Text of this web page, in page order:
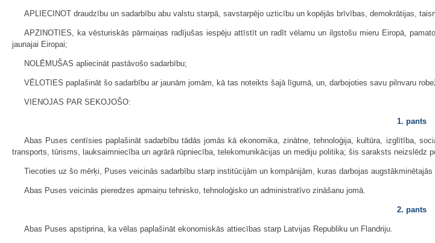
APLIECINOT draudzību un sadarbību abu valstu starpā, savstarpējo uzticību un kopējās brīvības, demokrātijas,
APZINOTIES, ka vēsturiskās pārmaiņas radījušas iespēju attīstīt un radīt vēlamu un ilgstošu mieru Eiropā,
jaunajai Eiropai;
NOLĒMUŠAS apliecināt pastāvošo sadarbību;
VĒLOTIES paplašināt šo sadarbību ar jaunām jomām, kā tas noteikts šajā līgumā, un, darbojoties savu pilnvaru
VIENOJAS PAR SEKOJOŠO:
1. pants
Abas Puses centīsies paplašināt sadarbību tādās jomās kā ekonomika, zinātne, tehnoloģija, kultūra, izglītība,
transports, tūrisms, lauksaimniecība un agrārā rūpniecība, telekomunikācijas un mediju politika; šis saraksts neizslēdz
Tiecoties uz šo mērķi, Puses veicinās sadarbību starp institūcijām un kompānijām, kuras darbojas augstākminētajās
Abas Puses veicinās pieredzes apmaiņu tehnisko, tehnoloģisko un administratīvo zināšanu jomā.
2. pants
Abas Puses apstiprina, ka vēlas paplašināt ekonomiskās attiecības starp Latvijas Republiku un Flandriju.